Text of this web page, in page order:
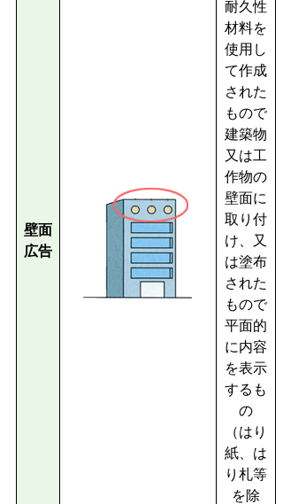
壁面
広告
耐久性
材料を
使用し
て作成
された
もので
建築物
又は工
作物の
壁面に
取り付
け、又
は塗布
された
もので
平面的
に内容
を表示
するも
の
（はり
紙、は
り札等
を除